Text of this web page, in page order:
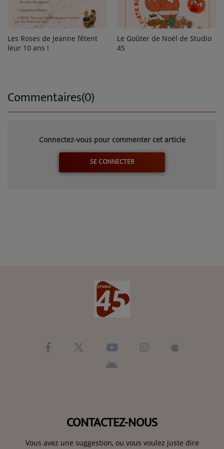
Les Roses de Jeanne fêtent
leur 10 ans !
Le Goûter de Noël de Studio
45
Commentaires(0)
Connectez-vous pour commenter cet article
SE CONNECTER
CONTACTEZ-NOUS
Vous avez une suggestion, ou vous voulez juste dire